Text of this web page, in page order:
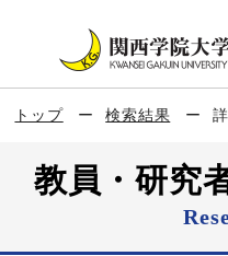
トップ 検索結果
教員・研究